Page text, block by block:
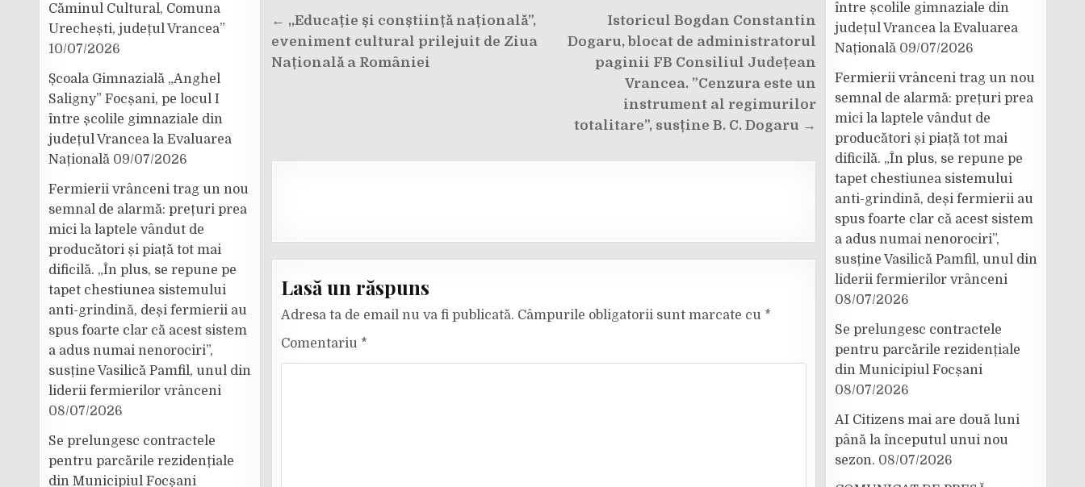
Navigare
în
articole
Istoricul Bogdan Constantin
Dogaru, blocat de administratorul
paginii FB Consiliul Județean
Vrancea. ”Cenzura este un
instrument al regimurilor
totalitare”, susține B. C. Dogaru →
← ,,Educație și conștiință națională”,
eveniment cultural prilejuit de Ziua
Națională a României
Lasă un răspuns
Adresa ta de email nu va fi publicată. Câmpurile obligatorii sunt marcate cu *
Comentariu *
Căminul Cultural, Comuna
Urechești, județul Vrancea”
10/07/2026
Școala Gimnazială „Anghel
Saligny” Focșani, pe locul I
între școlile gimnaziale din
județul Vrancea la Evaluarea
Națională 09/07/2026
Fermierii vrânceni trag un nou
semnal de alarmă: prețuri prea
mici la laptele vândut de
producători și piață tot mai
dificilă. „În plus, se repune pe
tapet chestiunea sistemului
anti-grindină, deși fermierii au
spus foarte clar că acest sistem
a adus numai nenorociri”,
susține Vasilică Pamfil, unul din
liderii fermierilor vrânceni
08/07/2026
Se prelungesc contractele
pentru parcările rezidențiale
din Municipiul Focșani
între școlile gimnaziale din
județul Vrancea la Evaluarea
Națională 09/07/2026
Fermierii vrânceni trag un nou
semnal de alarmă: prețuri prea
mici la laptele vândut de
producători și piață tot mai
dificilă. „În plus, se repune pe
tapet chestiunea sistemului
anti-grindină, deși fermierii au
spus foarte clar că acest sistem
a adus numai nenorociri”,
susține Vasilică Pamfil, unul din
liderii fermierilor vrânceni
08/07/2026
Se prelungesc contractele
pentru parcările rezidențiale
din Municipiul Focșani
08/07/2026
AI Citizens mai are două luni
până la începutul unui nou
sezon. 08/07/2026